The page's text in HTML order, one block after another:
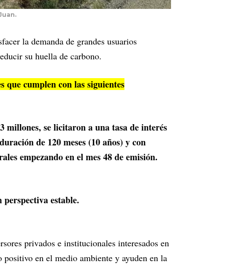
la demanda de grandes usuarios
su huella de carbono.
que cumplen con las siguientes
se licitaron a una tasa de interés
de 120 meses (10 años) y con
empezando en el mes 48 de emisión.
estable.
privados e institucionales interesados en
positivo en el medio ambiente y ayuden en la